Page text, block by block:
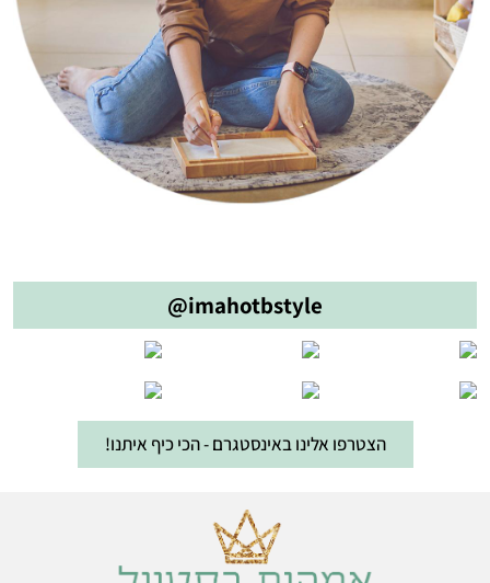
@imahotbstyle
הצטרפו אלינו באינסטגרם - הכי כיף איתנו!